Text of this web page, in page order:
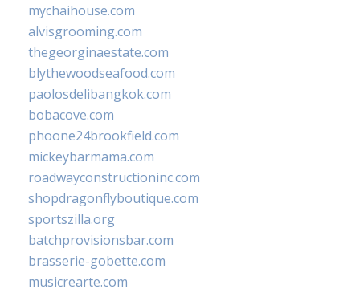
mychaihouse.com
alvisgrooming.com
thegeorginaestate.com
blythewoodseafood.com
paolosdelibangkok.com
bobacove.com
phoone24brookfield.com
mickeybarmama.com
roadwayconstructioninc.com
shopdragonflyboutique.com
sportszilla.org
batchprovisionsbar.com
brasserie-gobette.com
musicrearte.com